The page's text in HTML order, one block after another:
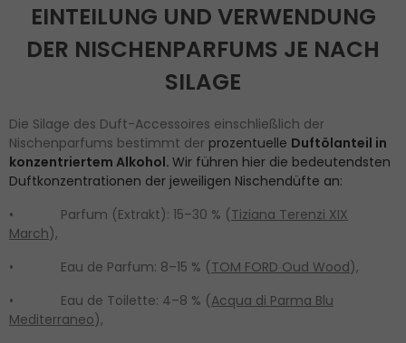
EINTEILUNG UND VERWENDUNG
DER NISCHENPARFUMS JE NACH
SILAGE
Die Silage des Duft-Accessoires einschließlich der
Nischenparfums bestimmt der prozentuelle Duftölanteil in
konzentriertem Alkohol. Wir führen hier die bedeutendsten
Duftkonzentrationen der jeweiligen Nischendüfte an:
• Parfum (Extrakt): 15–30 % (Tiziana Terenzi XIX
March),
• Eau de Parfum: 8–15 % (TOM FORD Oud Wood),
• Eau de Toilette: 4–8 % (Acqua di Parma Blu
Mediterraneo),